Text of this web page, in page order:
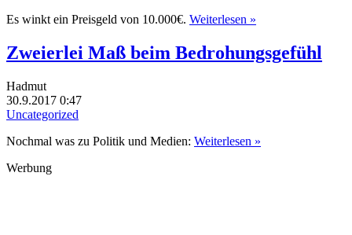
Es winkt ein Preisgeld von 10.000€. Weiterlesen »
Zweierlei Maß beim Bedrohungsgefühl
Hadmut
30.9.2017 0:47
Uncategorized
Nochmal was zu Politik und Medien: Weiterlesen »
Werbung